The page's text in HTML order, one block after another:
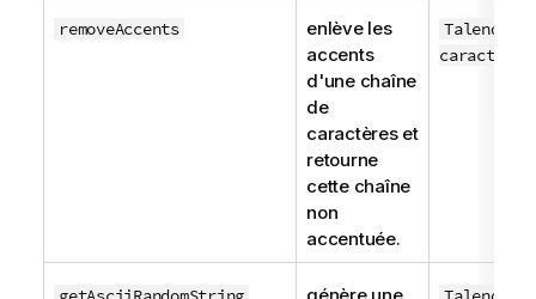
removeAccents
enlève les
accents
d'une chaîne
de
caractères et
retourne
cette chaîne
non
accentuée.